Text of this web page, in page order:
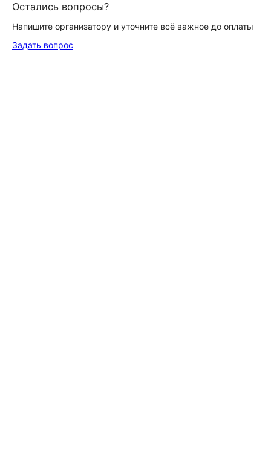
Остались вопросы?
Напишите организатору и уточните всё важное до оплаты
Задать вопрос